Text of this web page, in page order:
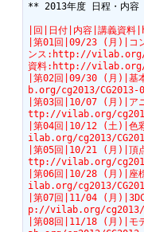
** 2013年度 日程・内
|回|日付|内容|講義資料
|第01回|09/23 (月)|コ
ンス:http://vilab.org/
資料:http://vilab.org/
|第02回|09/30 (月)|
b.org/cg2013/
|第03回|10/07 (月)|ア
ttp://vilab.org/
|第04回|10/12 (土)|色
ilab.org/cg2013/
|第05回|10/21 (月)|頂
ttp://vilab.org/
|第06回|10/28 (月)|座
ilab.org/cg2013/
|第07回|11/04 (月
p://vilab.org/cg2013/
|第08回|11/18 (月)|